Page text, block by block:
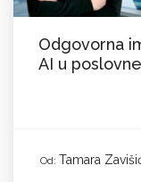
Odgovorna
AI u
Od: Tamara